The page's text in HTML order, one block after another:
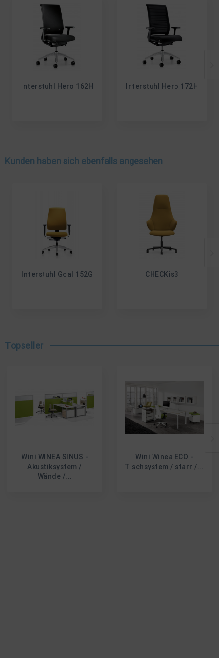
Interstuhl Hero 162H Interstuhl Hero 172H
Kunden haben sich ebenfalls angesehen
Interstuhl Goal 152G CHECKis3
Topseller
Wini WINEA SINUS -
Akustiksystem /
Wände /...
Wini Winea ECO -
Tischsystem / starr /...